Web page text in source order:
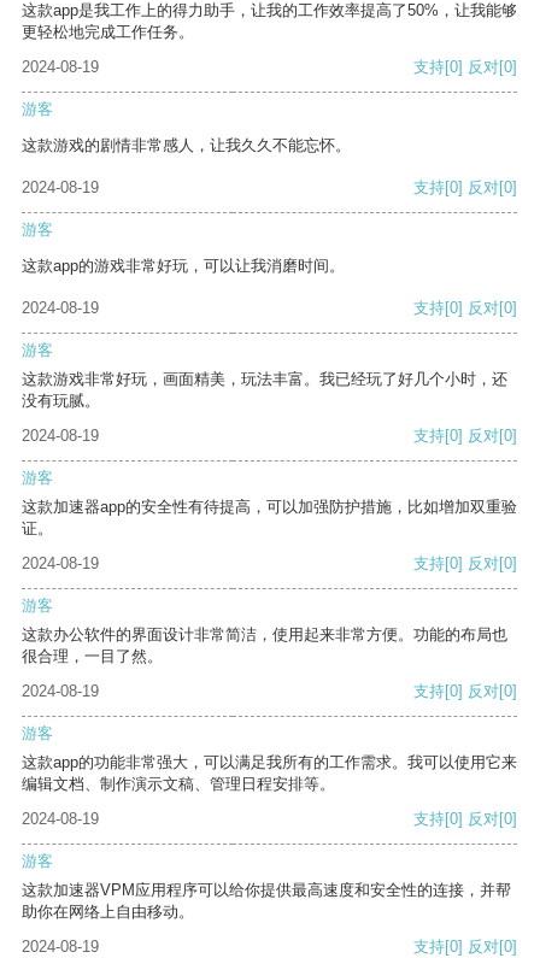
这款app是我工作上的得力助手，让我的工作效率提高了50%，让我能够
更轻松地完成工作任务。
2024-08-19
支持[0] 反对[0]
游客
这款游戏的剧情非常感人，让我久久不能忘怀。
2024-08-19 支持[0] 反对[0]
游客
这款app的游戏非常好玩，可以让我消磨时间。
2024-08-19 支持[0] 反对[0]
游客
这款游戏非常好玩，画面精美，玩法丰富。我已经玩了好几个小时，还
没有玩腻。
2024-08-19
支持[0] 反对[0]
游客
这款加速器app的安全性有待提高，可以加强防护措施，比如增加双重验
证。
2024-08-19
支持[0] 反对[0]
游客
这款办公软件的界面设计非常简洁，使用起来非常方便。功能的布局也
很合理，一目了然。
2024-08-19
支持[0] 反对[0]
游客
这款app的功能非常强大，可以满足我所有的工作需求。我可以使用它来
编辑文档、制作演示文稿、管理日程安排等。
2024-08-19
支持[0] 反对[0]
游客
这款加速器VPM应用程序可以给你提供最高速度和安全性的连接，并帮
助你在网络上自由移动。
2024-08-19
支持[0] 反对[0]